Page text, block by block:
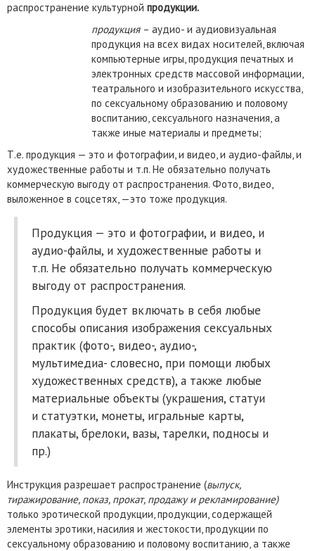
распространение культурной продукции.
продукция – аудио- и аудиовизуальная
продукция на всех видах носителей, включая
компьютерные игры, продукция печатных и
электронных средств массовой информации,
театрального и изобразительного искусства,
по сексуальному образованию и половому
воспитанию, сексуального назначения, а
также иные материалы и предметы;
Т.е. продукция — это и фотографии, и видео, и аудио-файлы, и
художественные работы и т.п. Не обязательно получать
коммерческую выгоду от распространения. Фото, видео,
выложенное в соцсетях, —это тоже продукция.
Продукция — это и фотографии, и видео, и
аудио-файлы, и художественные работы и
т.п. Не обязательно получать коммерческую
выгоду от распространения.
Продукция будет включать в себя любые
способы описания изображения сексуальных
практик (фото-, видео-, аудио-,
мультимедиа- словесно, при помощи любых
художественных средств), а также любые
материальные объекты (украшения, статуи
и статуэтки, монеты, игральные карты,
плакаты, брелоки, вазы, тарелки, подносы и
пр.)
Инструкция разрешает распространение (выпуск,
тиражирование, показ, прокат, продажу и рекламирование)
только эротической продукции, продукции, содержащей
элементы эротики, насилия и жестокости, продукции по
сексуальному образованию и половому воспитанию, а также